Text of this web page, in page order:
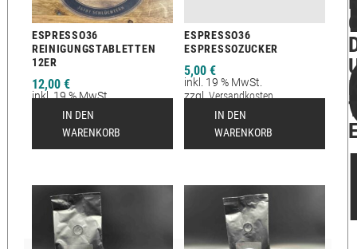
ESPRESSO36
REINIGUNGSTABLETTEN
12ER
12,00 €
inkl. 19 % MwSt.
Versandkosten
Lieferzeit:2 - 12
IN DEN
WARENKORB
ESPRESSO36
ESPRESSOZUCKER
5,00€
inkl. 19 % MwSt.
zzgl.Versandkosten
Lieferzeit:2-12 Tage
IN DEN
WARENKORB